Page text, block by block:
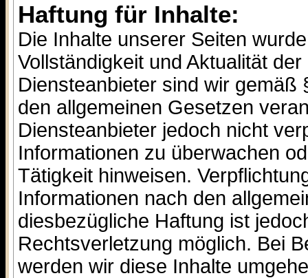
Haftung für Inhalte:
Die Inhalte unserer Seiten
Vollständigkeit und Aktualität
Diensteanbieter sind wir gemäß
den allgemeinen Gesetzen
Diensteanbieter jedoch nicht
Informationen zu überwachen
Tätigkeit hinweisen.
Informationen nach den
diesbezügliche Haftung ist
Rechtsverletzung möglich. Bei
werden wir diese Inhalte